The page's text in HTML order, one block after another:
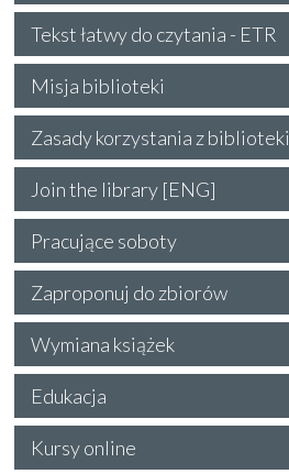
Tekst łatwy do czytania - ETR
Misja biblioteki
Zasady korzystania z biblioteki
Join the library [ENG]
Pracujące soboty
Zaproponuj do zbiorów
Wymiana książek
Edukacja
Kursy online